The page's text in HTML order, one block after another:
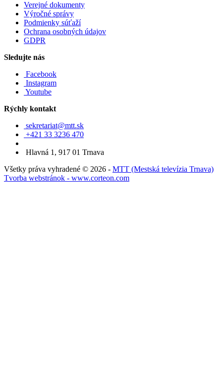
Verejné dokumenty
Výročné správy
Podmienky súťaží
Ochrana osobných údajov
GDPR
Sledujte nás
Facebook
Instagram
Youtube
Rýchly kontakt
sekretariat@mtt.sk
+421 33 3236 470
Hlavná 1, 917 01 Trnava
Všetky práva vyhradené © 2026 - MTT (Mestská televízia Trnava)
Tvorba webstránok - www.corteon.com